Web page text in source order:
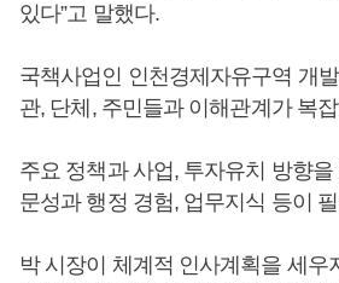
있다”고 말했다.
국책사업인 인천경제자유구역 개
관, 단체, 주민들과 이해관계가 복
주요 정책과 사업, 투자유치 방향
문성과 행정 경험, 업무지식 등이
박 시장이 체계적 인사계획을 세우